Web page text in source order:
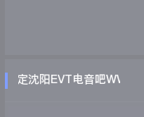
锁定沈阳EVT电音吧